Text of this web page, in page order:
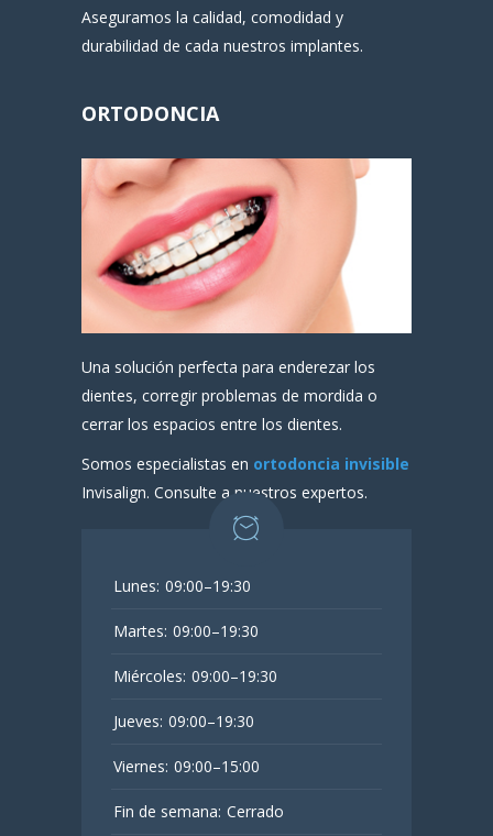
Aseguramos la calidad, comodidad y
durabilidad de cada nuestros implantes.
ORTODONCIA
Una solución perfecta para enderezar los
dientes, corregir problemas de mordida o
cerrar los espacios entre los dientes.
Somos especialistas en ortodoncia invisible
Invisalign. Consulte a nuestros expertos.
Lunes: 09:00–19:30
Martes: 09:00–19:30
Miércoles: 09:00–19:30
Jueves: 09:00–19:30
Viernes: 09:00–15:00
Fin de semana: Cerrado